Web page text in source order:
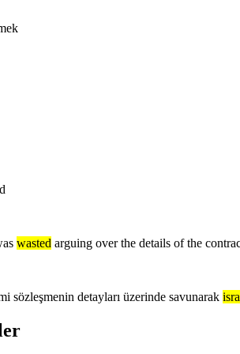
wasted arguing over the details of the
sözleşmenin detayları üzerinde savunarak